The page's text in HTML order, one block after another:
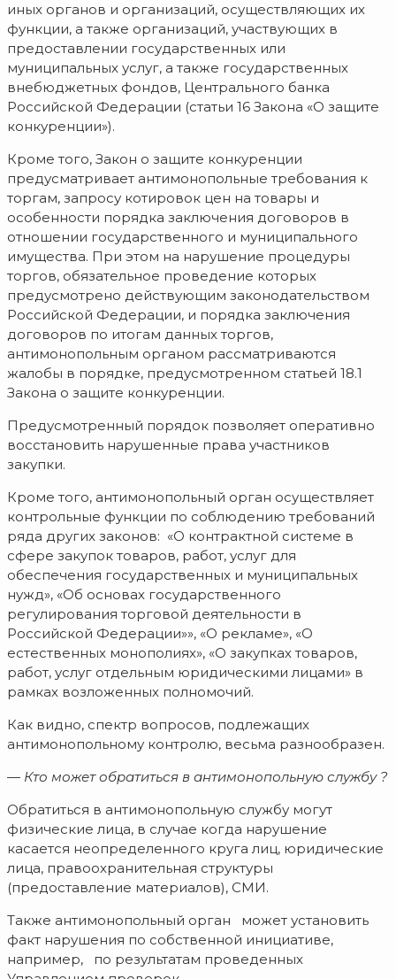
иных органов и организаций, осуществляющих их
функции, а также организаций, участвующих в
предоставлении государственных или
муниципальных услуг, а также государственных
внебюджетных фондов, Центрального банка
Российской Федерации (статьи 16 Закона «О защите
конкуренции»).
Кроме того, Закон о защите конкуренции
предусматривает антимонопольные требования к
торгам, запросу котировок цен на товары и
особенности порядка заключения договоров в
отношении государственного и муниципального
имущества. При этом на нарушение процедуры
торгов, обязательное проведение которых
предусмотрено действующим законодательством
Российской Федерации, и порядка заключения
договоров по итогам данных торгов,
антимонопольным органом рассматриваются
жалобы в порядке, предусмотренном статьей 18.1
Закона о защите конкуренции.
Предусмотренный порядок позволяет оперативно
восстановить нарушенные права участников
закупки.
Кроме того, антимонопольный орган осуществляет
контрольные функции по соблюдению требований
ряда других законов: «О контрактной системе в
сфере закупок товаров, работ, услуг для
обеспечения государственных и муниципальных
нужд», «Об основах государственного
регулирования торговой деятельности в
Российской Федерации»», «О рекламе», «О
естественных монополиях», «О закупках товаров,
работ, услуг отдельным юридическими лицами» в
рамках возложенных полномочий.
Как видно, спектр вопросов, подлежащих
антимонопольному контролю, весьма разнообразен.
— Кто может обратиться в антимонопольную службу ?
Обратиться в антимонопольную службу могут
физические лица, в случае когда нарушение
касается неопределенного круга лиц, юридические
лица, правоохранительная структуры
(предоставление материалов), СМИ.
Также антимонопольный орган может установить
факт нарушения по собственной инициативе,
например, по результатам проведенных